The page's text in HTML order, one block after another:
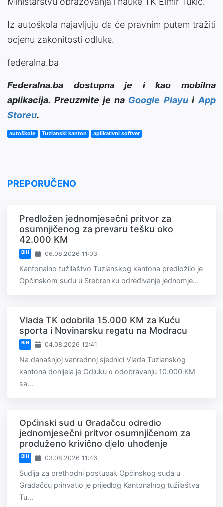
Iz autoškola najavljuju da će pravnim putem tražiti
ocjenu zakonitosti odluke.
federalna.ba
Federalna.ba dostupna je i kao mobilna
aplikacija. Preuzmite je na Google PlayuiApp
Storeu.
autoškole Tuzlanski kanton aplikativni softver
PREPORUČENO
Predložen jednomjesečni pritvor za
osumnjičenog za prevaru tešku oko
42.000 KM
BiH 06.08.2026 11:03
Kantonalno tužilaštvo Tuzlanskog kantona predložilo je
Općinskom sudu u Srebreniku određivanje jednomje...
Vlada TK odobrila 15.000 KM za Kuću
sporta i Novinarsku regatu na Modracu
BiH 04.08.2026 12:41
Na današnjoj vanrednoj sjednici Vlada Tuzlanskog
kantona donijela je Odluku o odobravanju 10.000 KM
sa...
Općinski sud u Gradačcu odredio
jednomjesečni pritvor osumnjičenom za
produženo krivično djelo uhođenje
BiH 03.08.2026 11:46
Sudija za prethodni postupak Općinskog suda u
Gradačcu prihvatio je prijedlog Kantonalnog tužilaštva
Tu...